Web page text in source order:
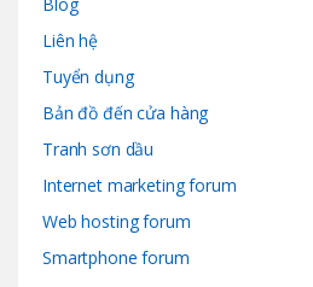
Liên hệ
Tuyển dụng
Bản đồ đến cửa hàng
Tranh sơn dầu
Internet marketing forum
Web hosting forum
Smartphone forum